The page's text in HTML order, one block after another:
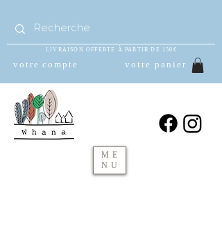
LIVRAISON OFFERTE À PARTIR DE 150€
votre compte votre panier
ME
NU